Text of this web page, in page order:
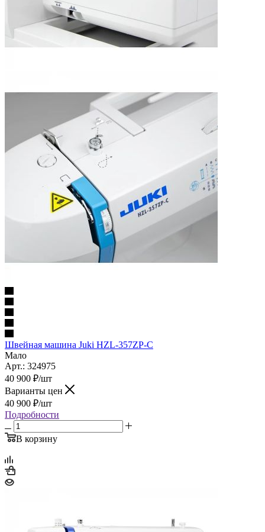
Швейная машина Juki HZL-357ZP-C
Мало
Арт.: 324975
40 900 ₽/шт
Варианты цен
40 900 ₽/шт
Подробности
В корзину